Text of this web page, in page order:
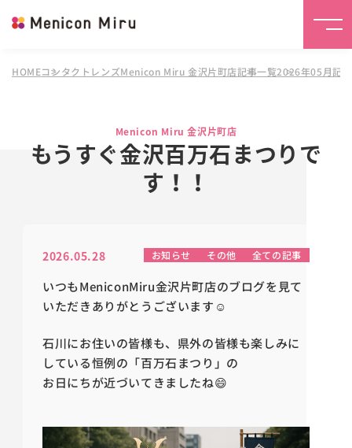
HOMEコンタクトレンズMenicon Miru 金沢片町店記事一覧2026年05月記
Menicon Miru 金沢片町店
もうすぐ金沢百万石まつりで
す！！
2026.05.28 お知らせ その他 全ての記事
いつもMeniconMiru金沢片町店のブログを見て
いただきありがとうございます☺️
石川にお住いの皆様も、県外の皆様も楽しみに
している恒例の「百万石まつり」の
お日にちが近づいてきましたね😄